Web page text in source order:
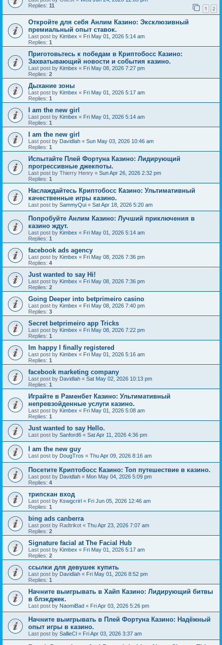
Replies: 11 1 2
Откройте для себя Анлим Казино: Эксклюзивный
премиальный опыт ставок.
Last post by Kimbex « Fri May 01, 2026 5:14 am
Replies: 1
Приготовьтесь к победам в Криптобосс Казино:
Захватывающий новости и события казино.
Last post by Kimbex « Fri May 08, 2026 7:27 pm
Replies: 2
Дыхание зоны
Last post by Kimbex « Fri May 01, 2026 5:17 am
Replies: 1
I am the new girl
Last post by Kimbex « Fri May 01, 2026 5:14 am
Replies: 1
I am the new girl
Last post by Davidlah « Sun May 03, 2026 10:46 am
Replies: 1
Испытайте Плей Фортуна Казино: Лидирующий
прогрессивные джекпоты.
Last post by Thierry Henry « Sun Apr 26, 2026 2:32 pm
Replies: 1
Наслаждайтесь Криптобосс Казино: Ультимативный
качественные игры казино.
Last post by SammyQui « Sat Apr 18, 2026 5:20 am
Попробуйте Анлим Казино: Лучший приключения в
казино ждут.
Last post by Kimbex « Fri May 01, 2026 5:14 am
Replies: 1
facebook ads agency
Last post by Kimbex « Fri May 08, 2026 7:36 pm
Replies: 4
Just wanted to say Hi!
Last post by Kimbex « Fri May 08, 2026 7:36 pm
Replies: 2
Going Deeper into betprimeiro casino
Last post by Kimbex « Fri May 08, 2026 7:40 pm
Replies: 3
Secret betprimeiro app Tricks
Last post by Kimbex « Fri May 08, 2026 7:22 pm
Replies: 1
Im happy I finally registered
Last post by Kimbex « Fri May 01, 2026 5:16 am
Replies: 1
facebook marketing company
Last post by Davidlah « Sat May 02, 2026 10:13 pm
Replies: 1
Играйте в Раменбет Казино: Ультимативный
непревзойденные услуги казино.
Last post by Kimbex « Fri May 01, 2026 5:08 am
Replies: 1
Just wanted to say Hello.
Last post by Sanford6 « Sat Apr 11, 2026 4:36 pm
I am the new guy
Last post by DougTros « Thu Apr 09, 2026 8:16 am
Посетите Криптобосс Казино: Топ путешествие в казино.
Last post by Davidlah « Mon May 04, 2026 5:09 pm
Replies: 4
трипскан вход
Last post by Kswgcrirl « Fri Jun 05, 2026 12:46 am
Replies: 1
bing ads canberra
Last post by Radtrikot « Thu Apr 23, 2026 7:07 am
Replies: 2
Signature facial at The Facial Hub
Last post by Kimbex « Fri May 01, 2026 5:17 am
Replies: 2
ссылки для девушек купить
Last post by Davidlah « Fri May 01, 2026 8:52 pm
Replies: 1
Начните выигрывать в Хайп Казино: Лидирующий битвы
в блэкджек.
Last post by NaomiBad « Fri Apr 03, 2026 5:26 pm
Начните выигрывать в Плей Фортуна Казино: Надёжный
опыт игры в казино.
Last post by SallieCl « Fri Apr 03, 2026 3:37 am